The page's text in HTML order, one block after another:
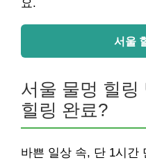
요.
서울
서울 물멍 힐링
힐링 완료?
바쁜 일상 속, 단 1시간